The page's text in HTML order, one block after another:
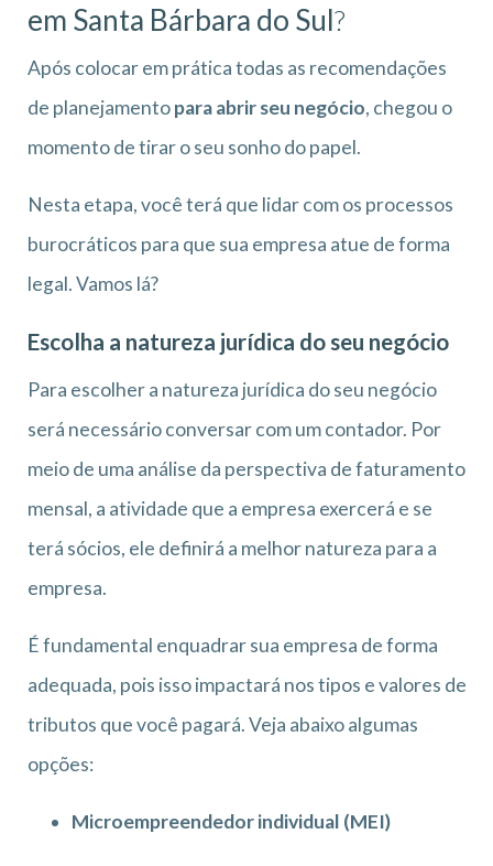
em Santa Bárbara do Sul?
Após colocar em prática todas as recomendações
de planejamentopara abrir seu negócio, chegou o
momento de tirar o seu sonho do papel.
Nesta etapa, você terá que lidar com os processos
burocráticos para que sua empresa atue de forma
legal. Vamos lá?
Escolha a natureza jurídica do seu negócio
Para escolher a natureza jurídica do seu negócio
será necessário conversar com um contador. Por
meio de uma análise da perspectiva de faturamento
mensal, a atividade que a empresa exercerá e se
terá sócios, ele definirá a melhor natureza para a
empresa.
É fundamental enquadrar sua empresa de forma
adequada, pois isso impactará nos tipos e valores de
tributos que você pagará. Veja abaixo algumas
opções:
Microempreendedor individual (MEI)